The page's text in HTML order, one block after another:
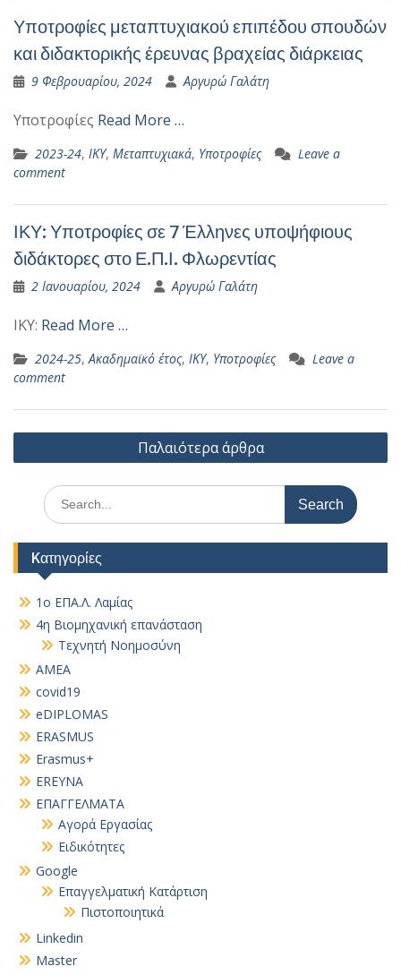
Υποτροφίες μεταπτυχιακού επιπέδου σπουδών
και διδακτορικής έρευνας βραχείας διάρκειας
9 Φεβρουαρίου, 2024 Αργυρώ Γαλάτη
Υποτροφίες Read More …
2023-24, ΙΚΥ, Μεταπτυχιακά, Υποτροφίες
Leave a
comment
ΙΚΥ: Υποτροφίες σε 7 Έλληνες υποψήφιους
διδάκτορες στο Ε.Π.Ι. Φλωρεντίας
2 Ιανουαρίου, 2024 Αργυρώ Γαλάτη
ΙΚΥ: Read More …
2024-25,Ακαδημαϊκό έτος, ΙΚΥ, Υποτροφίες
Leave a
comment
Πλοήγηση
άρθρων
Παλαιότερα άρθρα
Search
for:
Kατηγορίες
1ο ΕΠΑ.Λ. Λαμίας
4η Βιομηχανική επανάσταση
Τεχνητή Νοημοσύνη
AMEA
covid19
eDIPLOMAS
ERASMUS
Erasmus+
EREYNA
EΠΑΓΓΕΛΜΑΤΑ
Αγορά Εργασίας
Ειδικότητες
Google
Επαγγελματική Κατάρτιση
Πιστοποιητικά
Linkedin
Master